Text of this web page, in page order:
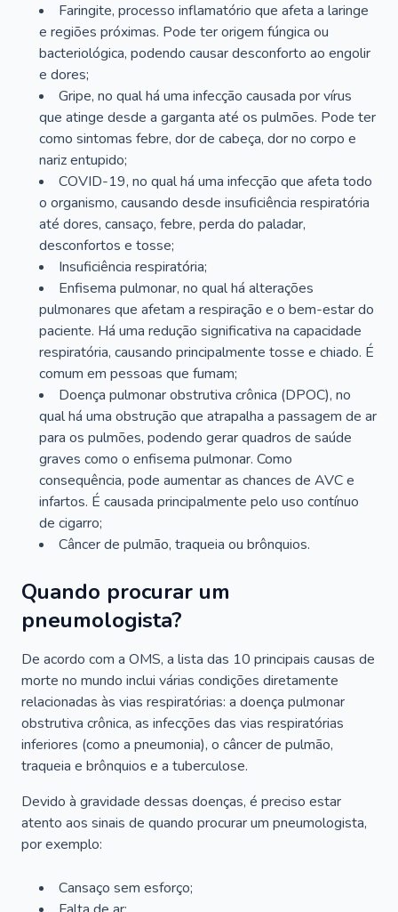
Faringite, processo inflamatório que afeta a laringe
e regiões próximas. Pode ter origem fúngica ou
bacteriológica, podendo causar desconforto ao engolir
e dores;
Gripe, no qual há uma infecção causada por vírus
que atinge desde a garganta até os pulmões. Pode ter
como sintomas febre, dor de cabeça, dor no corpo e
nariz entupido;
COVID-19, no qual há uma infecção que afeta todo
o organismo, causando desde insuficiência respiratória
até dores, cansaço, febre, perda do paladar,
desconfortos e tosse;
Insuficiência respiratória;
Enfisema pulmonar, no qual há alterações
pulmonares que afetam a respiração e o bem-estar do
paciente. Há uma redução significativa na capacidade
respiratória, causando principalmente tosse e chiado. É
comum em pessoas que fumam;
Doença pulmonar obstrutiva crônica (DPOC), no
qual há uma obstrução que atrapalha a passagem de ar
para os pulmões, podendo gerar quadros de saúde
graves como o enfisema pulmonar. Como
consequência, pode aumentar as chances de AVC e
infartos. É causada principalmente pelo uso contínuo
de cigarro;
Câncer de pulmão, traqueia ou brônquios.
Quando procurar um
pneumologista?
De acordo com a OMS, a lista das 10 principais causas de
morte no mundo inclui várias condições diretamente
relacionadas às vias respiratórias: a doença pulmonar
obstrutiva crônica, as infecções das vias respiratórias
inferiores (como a pneumonia), o câncer de pulmão,
traqueia e brônquios e a tuberculose.
Devido à gravidade dessas doenças, é preciso estar
atento aos sinais de quando procurar um pneumologista,
por exemplo:
Cansaço sem esforço;